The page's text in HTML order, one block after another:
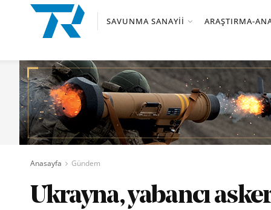
SAVUNMA SANAYII ARAŞTIRMA-
Anasayfa Gündem
Ukrayna, yabancı